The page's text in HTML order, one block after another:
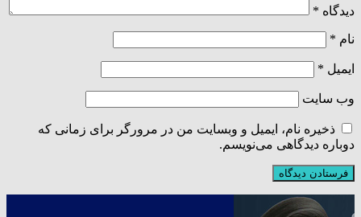
دیدگاه *
نام *
ایمیل *
وب‌ سایت
ذخیره نام، ایمیل و وبسایت من در مرورگر برای زمانی که
دوباره دیدگاهی می‌نویسم.